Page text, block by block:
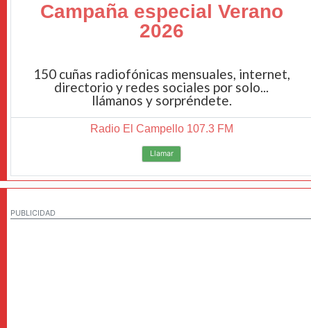
Campaña especial Verano
2026
150 cuñas radiofónicas mensuales, internet,
directorio y redes sociales por solo...
llámanos y sorpréndete.
Radio El Campello 107.3 FM
Llamar
PUBLICIDAD